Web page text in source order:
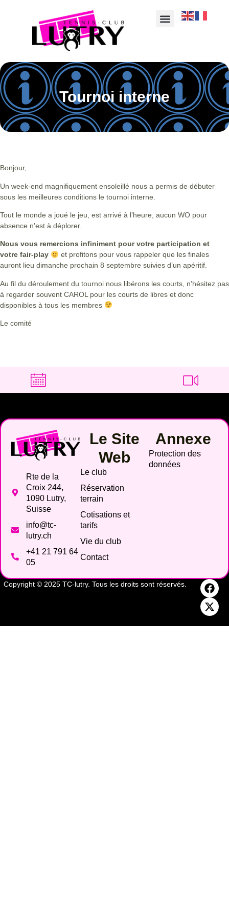
Tournoi interne
Bonjour,
Un week-end magnifiquement ensoleillé nous a permis de débuter
sous les meilleures conditions le tournoi interne.
Tout le monde a joué le jeu, est arrivé à l’heure, aucun WO pour
absence n’est à déplorer.
Nous vous remercions infiniment pour votre participation et
votre fair-play
et profitons pour vous rappeler que les finales
auront lieu dimanche prochain 8 septembre suivies d’un apéritif.
Au fil du déroulement du tournoi nous libérons les courts, n’hésitez pas
à regarder souvent CAROL pour les courts de libres et donc
disponibles à tous les membres
Le comité
Rte de la
Croix 244,
1090 Lutry,
Suisse
info@tc-
lutry.ch
+41 21 791 64
05
Le Site
Web
Le club
Réservation
terrain
Cotisations et
tarifs
Vie du club
Contact
Annexe
Protection des
données
Copyright © 2025 TC-lutry. Tous les droits sont réservés.